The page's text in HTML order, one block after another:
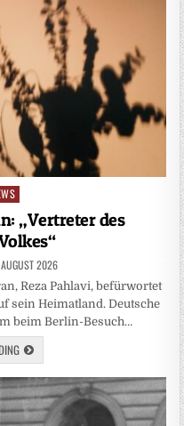
„Vertreter des
2026
Reza Pahlavi, befürwortet
sein Heimatland. Deutsche
beim Berlin-Besuch…